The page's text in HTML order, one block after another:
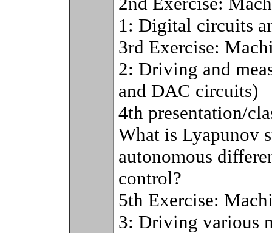
1: Digital circuits
3rd Exercise:
2: Driving and
and DAC circuits)
4th presentation/
What is Lyapunov
autonomous
control?
5th Exercise:
3: Driving various